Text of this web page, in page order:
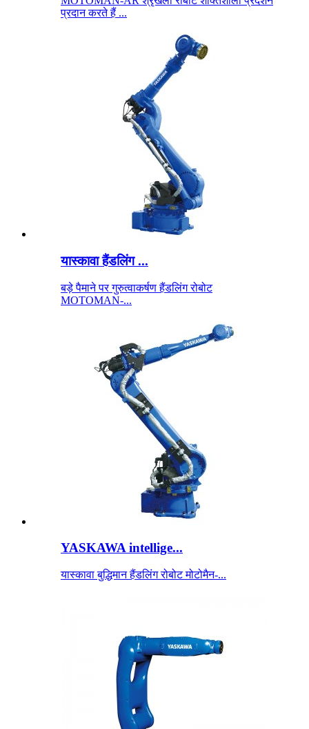
प्रदान करते हैं ...
यास्कावा हैंडलिंग ...
बड़े पैमाने पर गुरुत्वाकर्षण हैंडलिंग रोबोट
MOTOMAN-...
YASKAWA intellige...
यास्कावा बुद्धिमान हैंडलिंग रोबोट मोटोमैन-...